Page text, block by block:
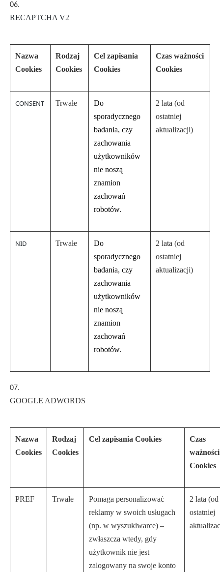
RECAPTCHA V2
Nazwa
Cookies
Rodzaj
Cookies
Cel zapisania
Cookies
Czas ważności
Cookies
CONSENT Trwałe
Do
sporadycznego
badania, czy
zachowania
użytkowników
nie noszą
znamion
zachowań
robotów.
2 lata (od
ostatniej
aktualizacji)
NID Trwałe
Do
sporadycznego
badania, czy
zachowania
użytkowników
nie noszą
znamion
zachowań
robotów.
2 lata (od
ostatniej
aktualizacji)
GOOGLE ADWORDS
Nazwa
Cookies
Rodzaj
Cookies
Cel zapisania Cookies
Czas
ważności
Cookies
PREF Trwałe
Pomaga personalizować
reklamy w swoich usługach
(np. w wyszukiwarce) –
zwłaszcza wtedy, gdy
użytkownik nie jest
zalogowany na swoje konto
2 lata (od
ostatniej